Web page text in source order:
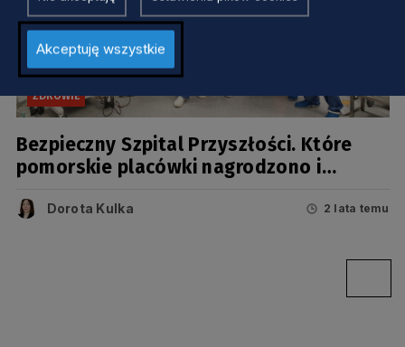
ZDROWIE
Bezpieczny Szpital Przyszłości. Które
pomorskie placówki nagrodzono i
Dorota Kulka 2 lata temu
Akceptuję wszystkie